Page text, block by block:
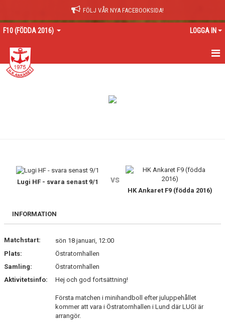
FÖLJ VÅR NYA FACEBOOKSIDA!
F10 (FÖDDA 2016) LOGGA IN
HEM
BILDGALLERI
KONTAKT
Lugi HF - svara senast 9/1 vs
HK Ankaret F9 (födda 2016)
INFORMATION
Matchstart:
sön 18 januari, 12:00
Plats:
Östratornhallen
Samling:
Östratornhallen
Aktivitetsinfo:
Hej och god fortsättning!
Första matchen i minihandboll efter juluppehållet
kommer att vara i Östratornhallen i Lund där LUGI är
arrangör.